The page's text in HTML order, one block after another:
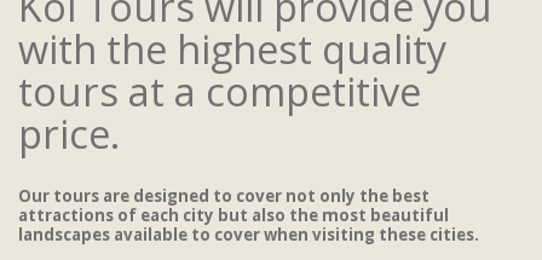
with the highest quality
tours at a competitive
price.
Our tours are designed to cover not only the best
attractions of each city but also the most beautiful
landscapes available to cover when visiting these cities.